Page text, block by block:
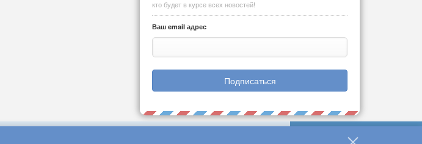
кто будет в курсе всех новостей!
Ваш email адрес
Подписаться